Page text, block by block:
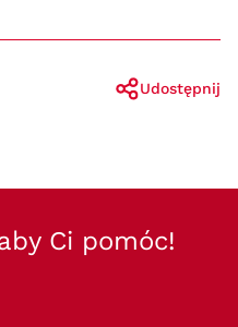
Udostępnij
Ci pomóc!